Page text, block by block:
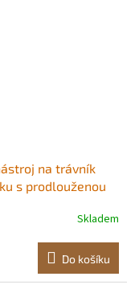
na trávník
s prodlouženou
a těžší
montáž
Skladem
Do košíku